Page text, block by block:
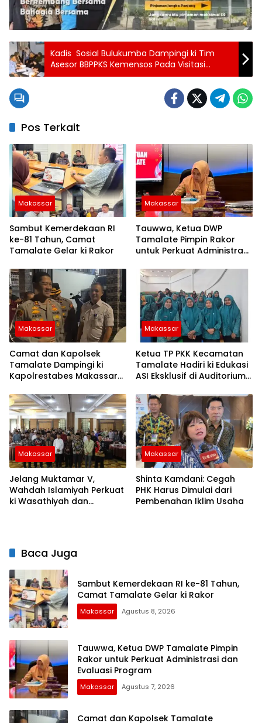
Kadis Sosial Bulukumba Dampingi ki Tim
Asesor BBPPKS Kemensos Pada Visitasi
Akreditasi LKSA Bulukumba
Pos Terkait
Makassar
Sambut Kemerdekaan RI
ke-81 Tahun, Camat
Tamalate Gelar ki Rakor
Makassar
Tauwwa, Ketua DWP
Tamalate Pimpin Rakor
untuk Perkuat Administrasi
Makassar
Camat dan Kapolsek
Tamalate Dampingi ki
Kapolrestabes Makassar
Sembako di Bontoduri
Makassar
Ketua TP PKK Kecamatan
Tamalate Hadiri ki Edukasi
ASI Eksklusif di Auditorium
Makassar
Jelang Muktamar V,
Wahdah Islamiyah Perkuat
ki Wasathiyah dan
Makassar
Shinta Kamdani: Cegah
PHK Harus Dimulai dari
Pembenahan Iklim Usaha
Baca Juga
Sambut Kemerdekaan RI ke-81 Tahun,
Camat Tamalate Gelar ki Rakor
Makassar Agustus 8, 2026
Tauwwa, Ketua DWP Tamalate Pimpin
Rakor untuk Perkuat Administrasi dan
Evaluasi Program
Makassar Agustus 7, 2026
Camat dan Kapolsek Tamalate